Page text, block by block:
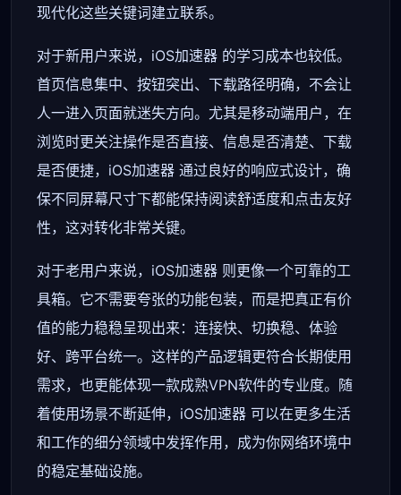
现代化这些关键词建立联系。
对于新用户来说，iOS加速器 的学习成本也较低。
首页信息集中、按钮突出、下载路径明确，不会让
人一进入页面就迷失方向。尤其是移动端用户，在
浏览时更关注操作是否直接、信息是否清楚、下载
是否便捷，iOS加速器 通过良好的响应式设计，确
保不同屏幕尺寸下都能保持阅读舒适度和点击友好
性，这对转化非常关键。
对于老用户来说，iOS加速器 则更像一个可靠的工
具箱。它不需要夸张的功能包装，而是把真正有价
值的能力稳稳呈现出来：连接快、切换稳、体验
好、跨平台统一。这样的产品逻辑更符合长期使用
需求，也更能体现一款成熟VPN软件的专业度。随
着使用场景不断延伸，iOS加速器 可以在更多生活
和工作的细分领域中发挥作用，成为你网络环境中
的稳定基础设施。